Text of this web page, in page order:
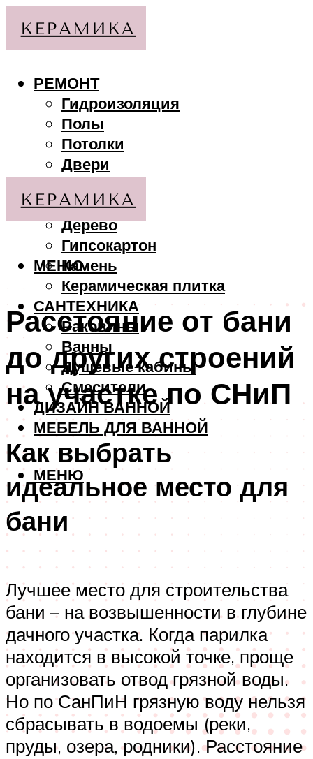
РЕМОНТ
Гидроизоляция
Полы
Потолки
Двери
МАТЕРИАЛЫ
Дерево
Гипсокартон
Камень
Керамическая плитка
САНТЕХНИКА
Раковины
Ванны
Душевые кабины
Смесители
ДИЗАЙН ВАННОЙ
МЕБЕЛЬ ДЛЯ ВАННОЙ
МЕНЮ
МЕНЮ
Расстояние от бани
до других строений
на участке по СНиП
Как выбрать
идеальное место для
бани
Лучшее место для строительства
бани – на возвышенности в глубине
дачного участка. Когда парилка
находится в высокой точке, проще
организовать отвод грязной воды.
Но по СанПиН грязную воду нельзя
сбрасывать в водоемы (реки,
пруды, озера, родники). Расстояние